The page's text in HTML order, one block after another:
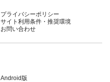
プライバシーポリシー
サイト利用条件・推奨環境
お問い合わせ
Android版